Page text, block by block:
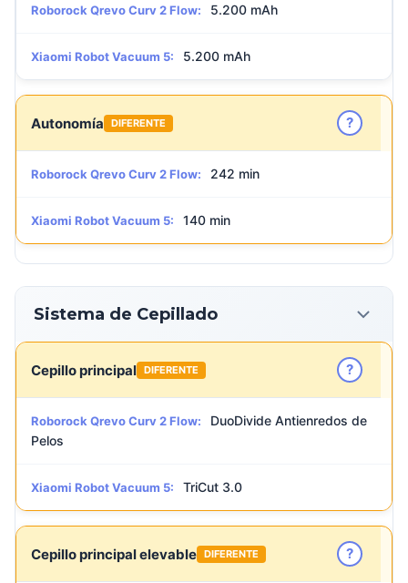
Roborock Qrevo Curv 2 Flow: 5.200 mAh
Xiaomi Robot Vacuum 5: 5.200 mAh
Autonomía DIFERENTE ?
Roborock Qrevo Curv 2 Flow: 242 min
Xiaomi Robot Vacuum 5: 140 min
Sistema de Cepillado
Cepillo principal DIFERENTE ?
Roborock Qrevo Curv 2 Flow:
DuoDivide Antienredos de
Pelos
Xiaomi Robot Vacuum 5: TriCut 3.0
Cepillo principal elevable DIFERENTE ?